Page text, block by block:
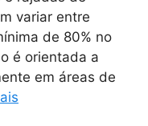
variar entre
de 80% no
é orientada a
em áreas de